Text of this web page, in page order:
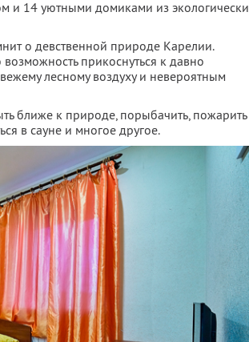
и 14 уютными домиками из экологически
о девственной природе Карелии.
прикоснуться к давно
лесному воздуху и невероятным
ближе к природе, порыбачить, пожарить
в сауне и многое другое.